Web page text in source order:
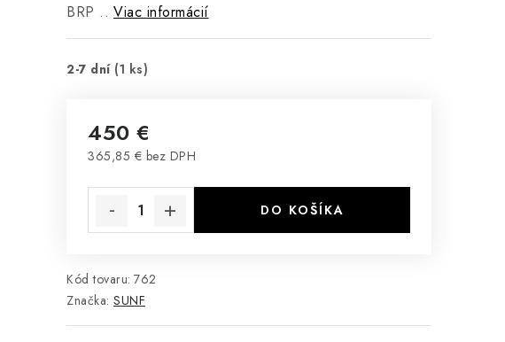
BRP .. Viac informácií
2-7 dní (1 ks)
450 €
365,85 € bez DPH
DO KOŠÍKA
Kód tovaru: 762
Značka: SUNF